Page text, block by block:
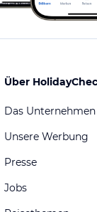
Über
Das Unternehmen
Unsere Werbung
Presse
Jobs